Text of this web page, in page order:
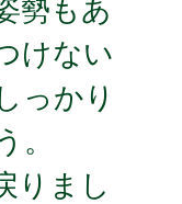
勢もあ
けない
っかり
。
りまし